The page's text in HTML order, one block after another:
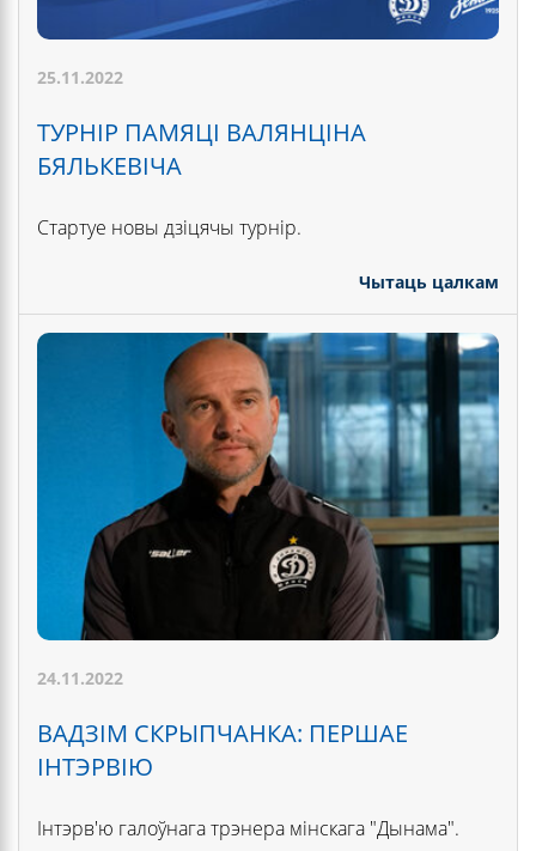
25.11.2022
ТУРНІР ПАМЯЦІ ВАЛЯНЦІНА
БЯЛЬКЕВІЧА
Стартуе новы дзіцячы турнір.
Чытаць цалкам
24.11.2022
ВАДЗІМ СКРЫПЧАНКА: ПЕРШАЕ
ІНТЭРВІЮ
Інтэрв'ю галоўнага трэнера мінскага "Дынама".